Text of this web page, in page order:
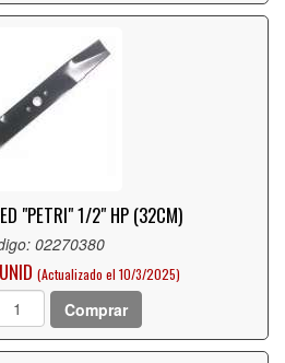
"PETRI" 1/2" HP (32CM)
02270380
(Actualizado el 10/3/2025)
Comprar